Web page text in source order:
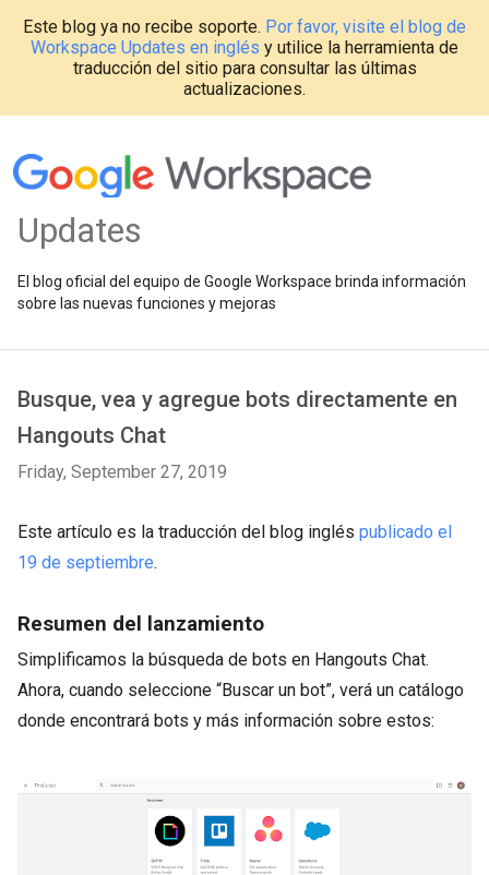
Este blog ya no recibe soporte. Por favor, visite el blog de
Workspace Updates en inglés y utilice la herramienta de
traducción del sitio para consultar las últimas
actualizaciones.
Updates
El blog oficial del equipo de Google Workspace brinda información
sobre las nuevas funciones y mejoras
Busque, vea y agregue bots directamente en
Hangouts Chat
Friday, September 27, 2019
Este artículo es la traducción del blog inglés publicado el
19 de septiembre.
Resumen del lanzamiento
Simplificamos la búsqueda de bots en Hangouts Chat.
Ahora, cuando seleccione “Buscar un bot”, verá un catálogo
donde encontrará bots y más información sobre estos: